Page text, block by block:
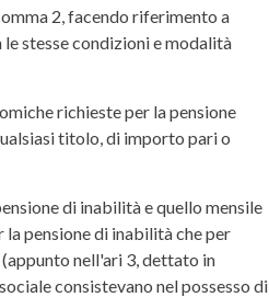
2, facendo riferimento a
le stesse condizioni e modalità
richieste per la pensione
titolo, di importo pari o
di inabilità e quello mensile
pensione di inabilità che per
nell'ari 3, dettato in
consistevano nel possesso di